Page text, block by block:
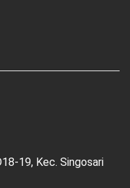
19, Kec. Singosari